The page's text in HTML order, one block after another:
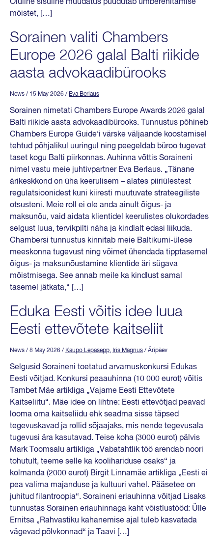
Oluline sisuline muudatus puudutab ümberehitamise
mõistet, […]
Sorainen valiti Chambers
Europe 2026 galal Balti riikide
aasta advokaadibürooks
News / 15 May 2026 / Eva Berlaus
Sorainen nimetati Chambers Europe Awards 2026 galal
Balti riikide aasta advokaadibürooks. Tunnustus põhineb
Chambers Europe Guide‘i värske väljaande koostamisel
tehtud põhjalikul uuringul ning peegeldab büroo tugevat
taset kogu Balti piirkonnas. Auhinna võttis Soraineni
nimel vastu meie juhtivpartner Eva Berlaus. „Tänane
ärikeskkond on üha keerulisem – alates piiriülestest
regulatsioonidest kuni kiiresti muutuvate strateegiliste
otsusteni. Meie roll ei ole anda ainult õigus- ja
maksunõu, vaid aidata klientidel keerulistes olukordades
selgust luua, tervikpilti näha ja kindlalt edasi liikuda.
Chambersi tunnustus kinnitab meie Baltikumi-ülese
meeskonna tugevust ning võimet ühendada tipptasemel
õigus- ja maksunõustamine klientide äri sügava
mõistmisega. See annab meile ka kindlust samal
tasemel jätkata,“ […]
Eduka Eesti võitis idee luua
Eesti ettevõtete kaitseliit
News / 8 May 2026 / Kaupo Lepasepp, Iris Magnus / Äripäev
Selgusid Soraineni toetatud arvamuskonkursi Edukas
Eesti võitjad. Konkursi peaauhinna (10 000 eurot) võitis
Tambet Mäe artikliga „Vajame Eesti Ettevõtete
Kaitseliitu“. Mäe idee on lihtne: Eesti ettevõtjad peavad
looma oma kaitseliidu ehk seadma sisse täpsed
tegevuskavad ja rollid sõjaajaks, mis nende tegevusala
tugevusi ära kasutavad. Teise koha (3000 eurot) pälvis
Mark Toomsalu artikliga „Vabatahtlik töö arendab noori
tohutult, teeme selle ka koolihariduse osaks“ ja
kolmanda (2000 eurot) Birgit Linnamäe artikliga „Eesti ei
pea valima majanduse ja kultuuri vahel. Pääsetee on
juhitud filantroopia“. Soraineni eriauhinna võitjad Lisaks
tunnustas Sorainen eriauhinnaga kaht võistlustööd: Ülle
Ernitsa „Rahvastiku kahanemise ajal tuleb kasvatada
vägevad põlvkonnad“ ja Taavi […]